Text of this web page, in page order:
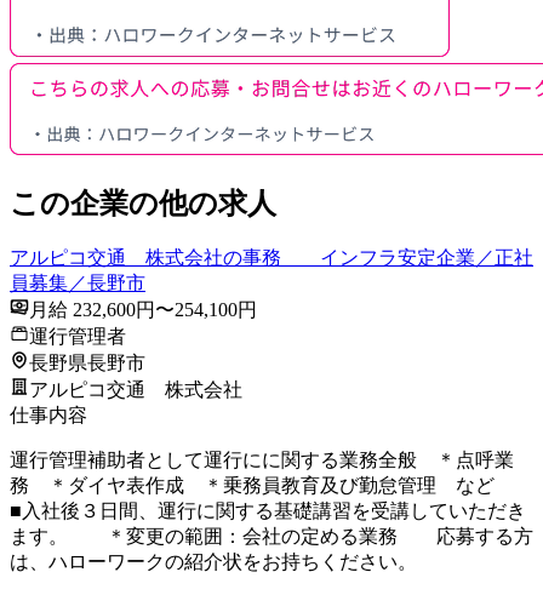
この企業の他の求人
アルピコ交通 株式会社の事務 インフラ安定企業／正社
員募集／長野市
月給 232,600円〜254,100円
運行管理者
長野県長野市
アルピコ交通 株式会社
仕事内容
運行管理補助者として運行にに関する業務全般 ＊点呼業
務 ＊ダイヤ表作成 ＊乗務員教育及び勤怠管理 など
■入社後３日間、運行に関する基礎講習を受講していただき
ます。 ＊変更の範囲：会社の定める業務 応募する方
は、ハローワークの紹介状をお持ちください。